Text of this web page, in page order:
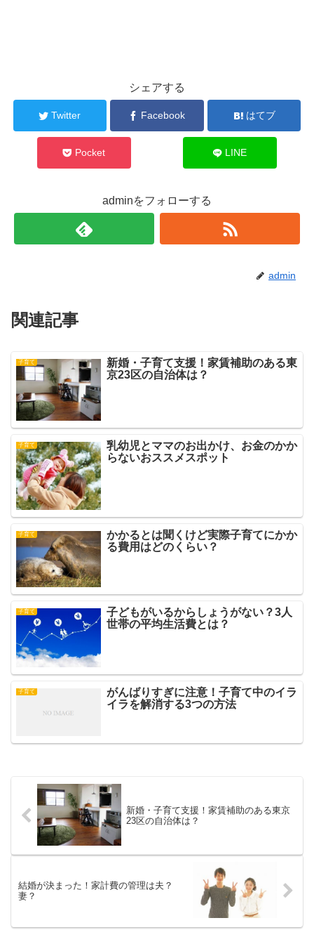
シェアする
Twitter Facebook はてブ
Pocket LINE
adminをフォローする
admin
関連記事
子育て
新婚・子育て支援！家賃補助のある東
京23区の自治体は？
子育て
乳幼児とママのお出かけ、お金のかか
らないおススメスポット
子育て
かかるとは聞くけど実際子育てにかか
る費用はどのくらい？
子育て
子どもがいるからしょうがない？3人
世帯の平均生活費とは？
子育て
がんばりすぎに注意！子育て中のイラ
イラを解消する3つの方法
新婚・子育て支援！家賃補助のある東京
23区の自治体は？
結婚が決まった！家計費の管理は夫？
妻？